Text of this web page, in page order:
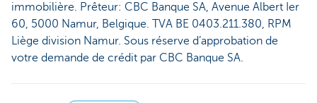
immobilière. Prêteur: CBC Banque SA, Avenue Albert Ier
60, 5000 Namur, Belgique. TVA BE 0403.211.380, RPM
Liège division Namur. Sous réserve d’approbation de
votre demande de crédit par CBC Banque SA.